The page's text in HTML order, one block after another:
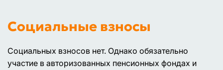
Социальные взносы
Социальных взносов нет. Однако обязательно
участие в авторизованных пенсионных фондах и